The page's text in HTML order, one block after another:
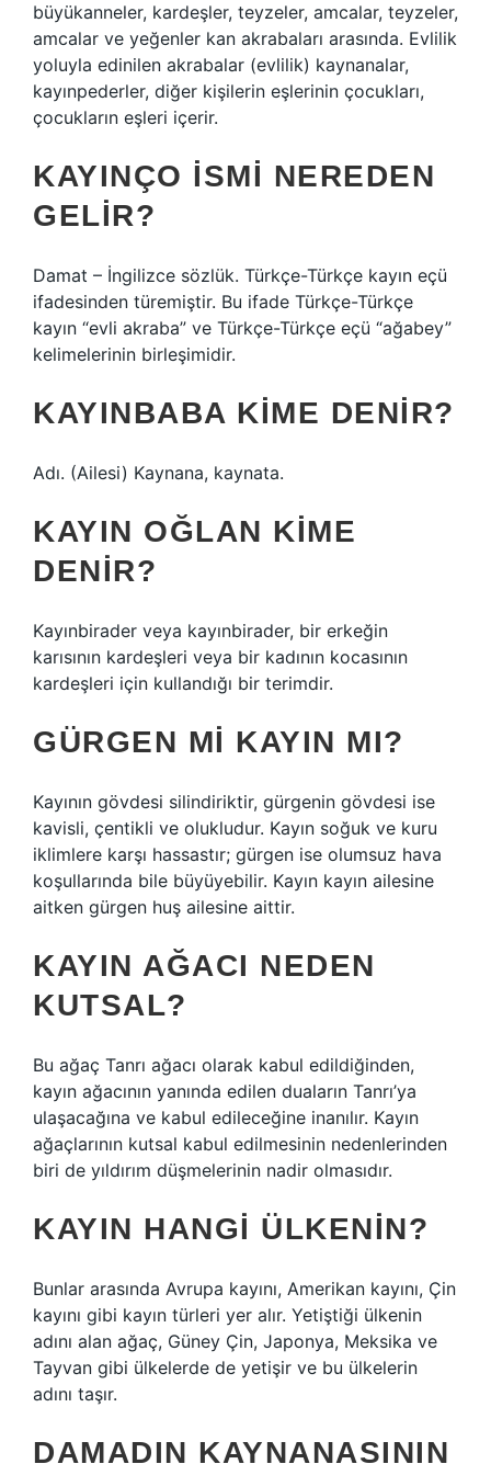
büyükanneler, kardeşler, teyzeler, amcalar, teyzeler,
amcalar ve yeğenler kan akrabaları arasında. Evlilik
yoluyla edinilen akrabalar (evlilik) kaynanalar,
kayınpederler, diğer kişilerin eşlerinin çocukları,
çocukların eşleri içerir.
KAYINÇO ISMI NEREDEN
GELIR?
Damat – İngilizce sözlük. Türkçe-Türkçe kayın eçü
ifadesinden türemiştir. Bu ifade Türkçe-Türkçe
kayın “evli akraba” ve Türkçe-Türkçe eçü “ağabey”
kelimelerinin birleşimidir.
KAYINBABA KIME DENIR?
Adı. (Ailesi) Kaynana, kaynata.
KAYIN OĞLAN KIME
DENIR?
Kayınbirader veya kayınbirader, bir erkeğin
karısının kardeşleri veya bir kadının kocasının
kardeşleri için kullandığı bir terimdir.
GÜRGEN MI KAYIN MI?
Kayının gövdesi silindiriktir, gürgenin gövdesi ise
kavisli, çentikli ve olukludur. Kayın soğuk ve kuru
iklimlere karşı hassastır; gürgen ise olumsuz hava
koşullarında bile büyüyebilir. Kayın kayın ailesine
aitken gürgen huş ailesine aittir.
KAYIN AĞACI NEDEN
KUTSAL?
Bu ağaç Tanrı ağacı olarak kabul edildiğinden,
kayın ağacının yanında edilen duaların Tanrı’ya
ulaşacağına ve kabul edileceğine inanılır. Kayın
ağaçlarının kutsal kabul edilmesinin nedenlerinden
biri de yıldırım düşmelerinin nadir olmasıdır.
KAYIN HANGI ÜLKENIN?
Bunlar arasında Avrupa kayını, Amerikan kayını, Çin
kayını gibi kayın türleri yer alır. Yetiştiği ülkenin
adını alan ağaç, Güney Çin, Japonya, Meksika ve
Tayvan gibi ülkelerde de yetişir ve bu ülkelerin
adını taşır.
DAMADIN KAYNANASININ